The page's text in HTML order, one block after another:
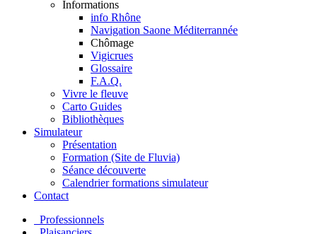
Informations
info Rhône
Navigation Saone Méditerrannée
Chômage
Vigicrues
Glossaire
F.A.Q.
Vivre le fleuve
Carto Guides
Bibliothèques
Simulateur
Présentation
Formation (Site de Fluvia)
Séance découverte
Calendrier formations simulateur
Contact
Professionnels